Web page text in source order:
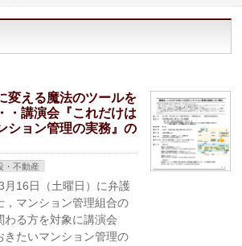
変える魔法のツールを
・講演会『これだけは
ション管理の実務』の
・不動産
16日（土曜日）に弁護
，マンション管理組合の
わる方を対象に講演会
きたいマンション管理の